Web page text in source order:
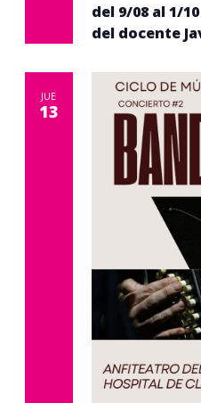
del 9/08 al 1/
del docente
JUE
13